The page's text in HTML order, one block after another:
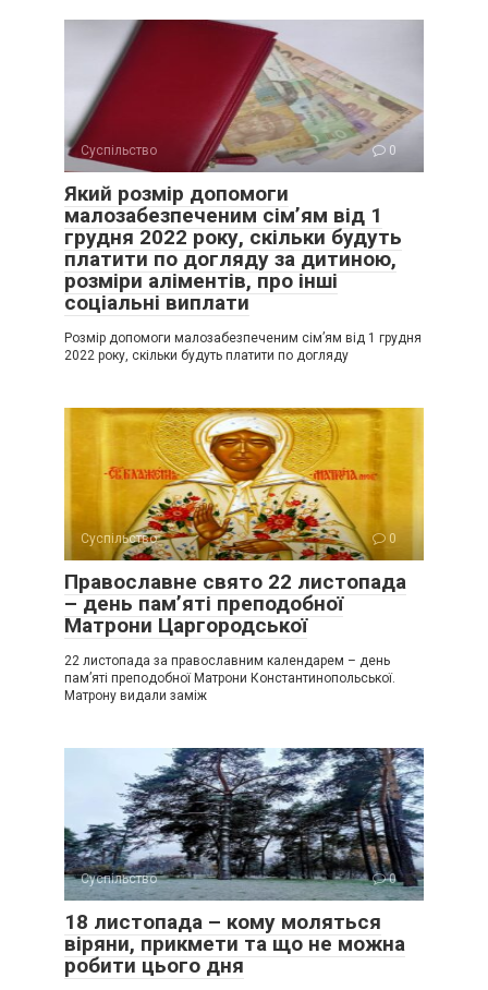
Суспільство 0
Який розмір допомоги
малозабезпеченим сім’ям від 1
грудня 2022 року, скільки будуть
платити по догляду за дитиною,
розміри аліментів, про інші
соціальні виплати
Розмір допомоги малозабезпеченим сім’ям від 1 грудня
2022 року, скільки будуть платити по догляду
Суспільство 0
Православне свято 22 листопада
– день пам’яті преподобної
Матрони Царгородської
22 листопада за православним календарем – день
пам’яті преподобної Матрони Константинопольської.
Матрону видали заміж
Суспільство 0
18 листопада – кому моляться
віряни, прикмети та що не можна
робити цього дня